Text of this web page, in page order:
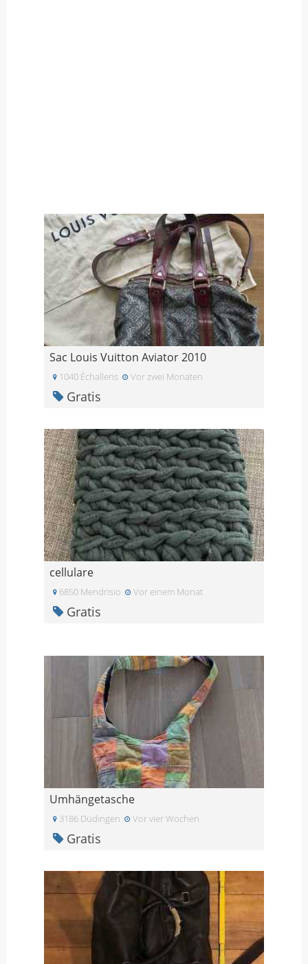
Sac Louis Vuitton Aviator 2010
1040 Échallens Vor zwei Monaten
Gratis
cellulare
6850 Mendrisio Vor einem Monat
Gratis
Umhängetasche
3186 Düdingen Vor vier Wochen
Gratis